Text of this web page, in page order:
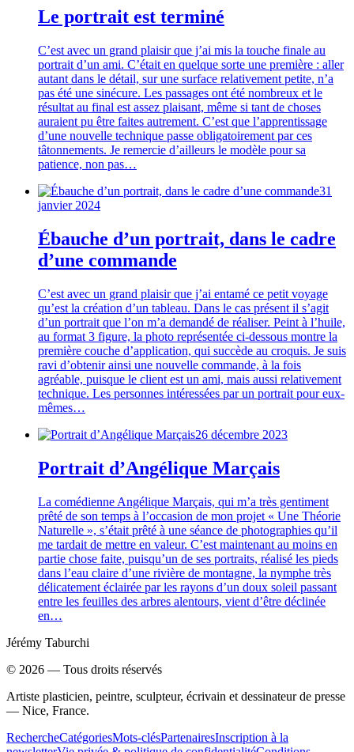
Le portrait est terminé
C’est avec un grand plaisir que j’ai mis la touche finale au
portrait d’un ami. C’était en quelque sorte une première : aller
autant dans le détail, sur une surface relativement petite, n’a
pas été une sinécure. Les passages ont été nombreux et le
résultat au final est assez plaisant, même si tant de choses
auraient pu être faites autrement. C’est que l’apprentissage
d’une nouvelle technique passe obligatoirement par ces
tâtonnements. Je remercie d’ailleurs le modèle pour sa
patience, non pas…
31
janvier 2024
Ébauche d’un portrait, dans le cadre
d’une commande
C’est avec un grand plaisir que j’ai entamé ce petit voyage
qu’est la création d’un tableau. Dans le cas présent il s’agit
d’un portrait que l’on m’a demandé de réaliser. Peint à l’huile,
au format 3 figure, la photo représentée ci-dessous montre la
première couche d’application, qui succède au croquis. Je suis
ravi d’obtenir ainsi une nouvelle commande, à la fois
agréable, puisque le client est un ami, mais aussi relativement
technique. Les personnes intéressées par un portrait pour eux-
mêmes…
26 décembre 2023
Portrait d’Angélique Marçais
La comédienne Angélique Marçais, qui m’a très gentiment
prêté de son temps à l’occasion de mon projet « Une Théorie
Naturelle », s’était prêté à une séance de photographies qu’il
me tardait de mettre en valeur. C’est maintenant au moins en
partie chose faite, puisqu’un de ses portraits, réalisé les pieds
dans l’eau claire d’une rivière de montagne, la nymphe très
délicatement éclairée par les rayons d’un doux soleil passant
entre les feuilles des arbres alentours, vient d’être déclinée
en…
Jérémy Taburchi
© 2026 — Tous droits réservés
Artiste plasticien, peintre, sculpteur, écrivain et dessinateur de presse
— Nice, France.
RechercheCatégoriesMots-clésPartenairesInscription à la